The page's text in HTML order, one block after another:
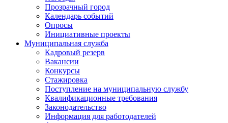
Прозрачный город
Календарь событий
Опросы
Инициативные проекты
Муниципальная служба
Кадровый резерв
Вакансии
Конкурсы
Стажировка
Поступление на муниципальную службу
Квалификационные требования
Законодательство
Информация для работодателей